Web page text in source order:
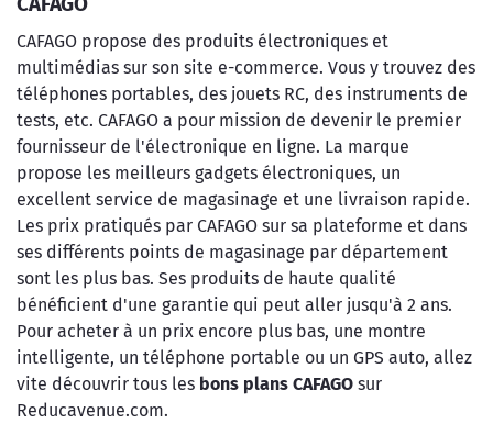
CAFAGO propose des produits électroniques et
multimédias sur son site e-commerce. Vous y trouvez des
téléphones portables, des jouets RC, des instruments de
tests, etc. CAFAGO a pour mission de devenir le premier
fournisseur de l'électronique en ligne. La marque
propose les meilleurs gadgets électroniques, un
excellent service de magasinage et une livraison rapide.
Les prix pratiqués par CAFAGO sur sa plateforme et dans
ses différents points de magasinage par département
sont les plus bas. Ses produits de haute qualité
bénéficient d'une garantie qui peut aller jusqu'à 2 ans.
Pour acheter à un prix encore plus bas, une montre
intelligente, un téléphone portable ou un GPS auto, allez
vite découvrir tous les bons plans CAFAGO sur
Reducavenue.com.